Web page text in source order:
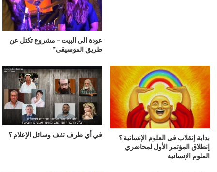
عودة الى البيت – مشروع تكتل عن
طريق الموسيقى*
بداية إنقلاب في العلوم الإنسانية ؟
إنطلاق المؤتمر الأول لمحاضري
العلوم الإنسانية
في أي طرف تقف وسائل الإعلام ؟